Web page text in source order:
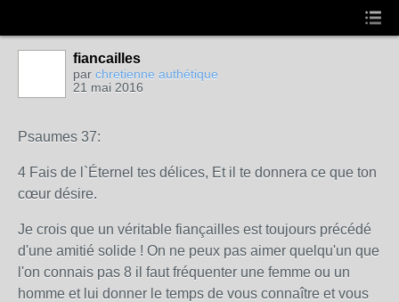
fiancailles
par chretienne authétique
21 mai 2016
Psaumes 37:
4 Fais de l`Éternel tes délices, Et il te donnera ce que ton
cœur désire.
Je crois que un véritable fiançailles est toujours précédé
d'une amitié solide ! On ne peux pas aimer quelqu'un que
l'on connais pas 8 il faut fréquenter une femme ou un
homme et lui donner le temps de vous connaître et vous